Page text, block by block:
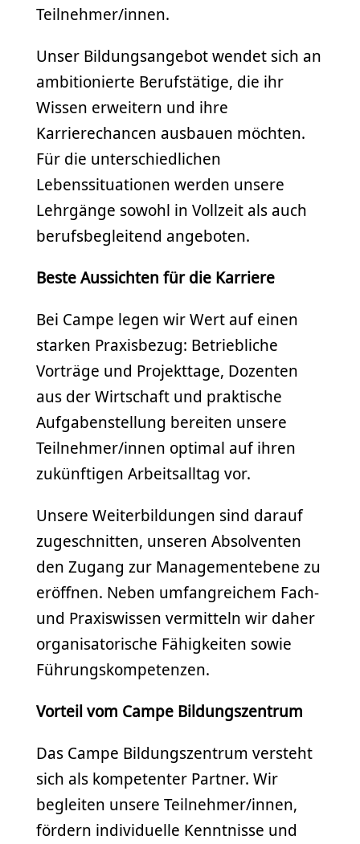
Teilnehmer/innen.
Unser Bildungsangebot wendet sich an
ambitionierte Berufstätige, die ihr
Wissen erweitern und ihre
Karrierechancen ausbauen möchten.
Für die unterschiedlichen
Lebenssituationen werden unsere
Lehrgänge sowohl in Vollzeit als auch
berufsbegleitend angeboten.
Beste Aussichten für die Karriere
Bei Campe legen wir Wert auf einen
starken Praxisbezug: Betriebliche
Vorträge und Projekttage, Dozenten
aus der Wirtschaft und praktische
Aufgabenstellung bereiten unsere
Teilnehmer/innen optimal auf ihren
zukünftigen Arbeitsalltag vor.
Unsere Weiterbildungen sind darauf
zugeschnitten, unseren Absolventen
den Zugang zur Managementebene zu
eröffnen. Neben umfangreichem Fach-
und Praxiswissen vermitteln wir daher
organisatorische Fähigkeiten sowie
Führungskompetenzen.
Vorteil vom Campe Bildungszentrum
Das Campe Bildungszentrum versteht
sich als kompetenter Partner. Wir
begleiten unsere Teilnehmer/innen,
fördern individuelle Kenntnisse und